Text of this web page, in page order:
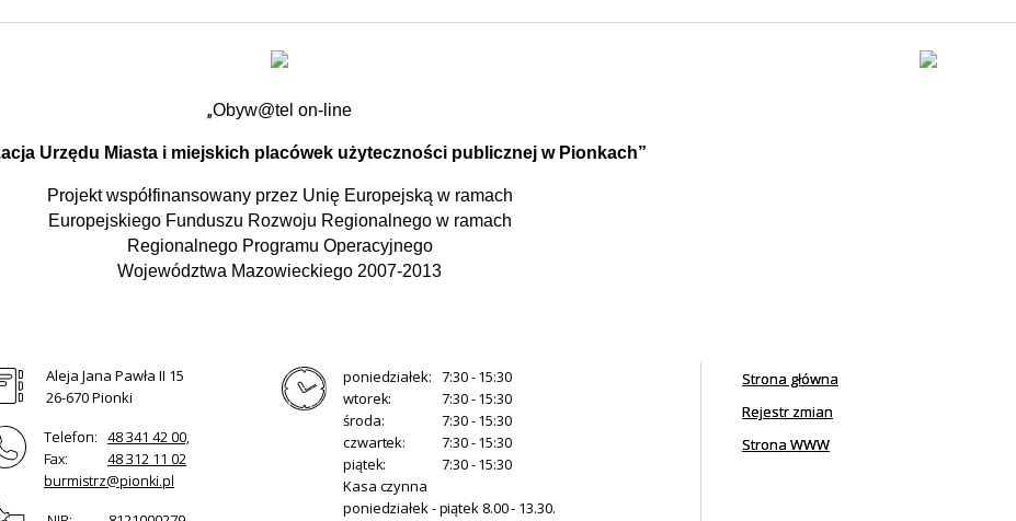
„Obyw@tel on-line
Urzędu Miasta i miejskich placówek użyteczności publicznej w Pionkach”
Projekt współfinansowany przez Unię Europejską w ramach
Europejskiego Funduszu Rozwoju Regionalnego w ramach
Regionalnego Programu Operacyjnego
Województwa Mazowieckiego 2007-2013
Aleja Jana Pawła II 15
26-670 Pionki
Telefon: 48 341 42 00,
Fax:
48 312 11 02
burmistrz@pionki.pl
poniedziałek: 7:30 - 15:30
wtorek:
7:30 - 15:30
środa:
7:30 - 15:30
czwartek:
7:30 - 15:30
piątek:
7:30 - 15:30
Kasa czynna
poniedziałek - piątek 8.00 - 13.30.
Strona główna
Rejestr zmian
Strona WWW